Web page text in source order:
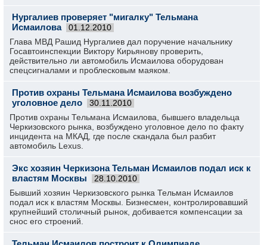
Нургалиев проверяет "мигалку" Тельмана
Исмаилова
01.12.2010
Глава МВД Рашид Нургалиев дал поручение начальнику
Госавтоинспекции Виктору Кирьянову проверить,
действительно ли автомобиль Исмаилова оборудован
спецсигналами и проблесковым маяком.
Против охраны Тельмана Исмаилова возбуждено
уголовное дело
30.11.2010
Против охраны Тельмана Исмаилова, бывшего владельца
Черкизовского рынка, возбуждено уголовное дело по факту
инцидента на МКАД, где после скандала был разбит
автомобиль Lexus.
Экс хозяин Черкизона Тельман Исмаилов подал иск к
властям Москвы
28.10.2010
Бывший хозяин Черкизовского рынка Тельман Исмаилов
подал иск к властям Москвы. Бизнесмен, контролировавший
крупнейший столичный рынок, добивается компенсации за
снос его строений.